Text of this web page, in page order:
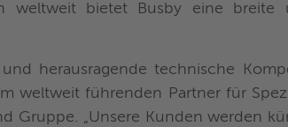
weltweit bietet Busby eine breite
und herausragende technische
weltweit führenden Partner für
Gruppe. „Unsere Kunden werden